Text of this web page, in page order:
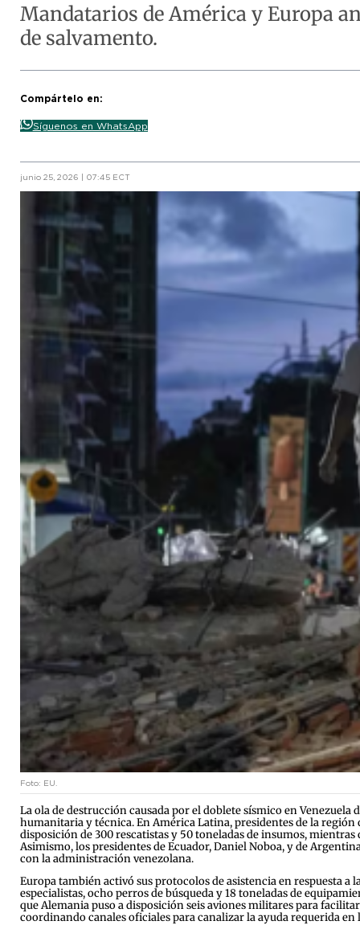
Mandatarios de América y Europa
de salvamento.
Compártelo en:
Síguenos en WhatsApp
junio 25, 2026 | 07:45 ECT
Foto: EU.
La ola de destrucción causada por el doblete sísmico en
humanitaria y técnica. En América Latina, presidentes de la
disposición de 300 rescatistas y 50 toneladas de insumos,
Asimismo, los presidentes de Ecuador, Daniel Noboa, y de
con la administración venezolana.
Europa también activó sus protocolos de asistencia en respuesta
especialistas, ocho perros de búsqueda y 18 toneladas de
que Alemania puso a disposición seis aviones militares para
coordinando canales oficiales para canalizar la ayuda requerida en